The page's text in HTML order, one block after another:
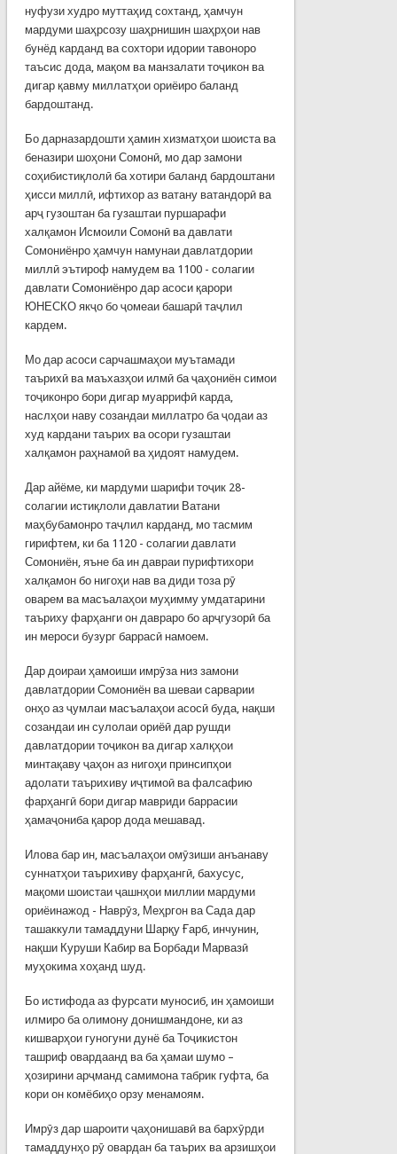
нуфузи худро муттаҳид сохтанд, ҳамчун
мардуми шаҳрсозу шаҳрнишин шаҳрҳои нав
бунёд карданд ва сохтори идории тавоноро
таъсис дода, мақом ва манзалати тоҷикон ва
дигар қавму миллатҳои ориёиро баланд
бардоштанд.
Бо дарназардошти ҳамин хизматҳои шоиста ва
беназири шоҳони Сомонӣ, мо дар замони
соҳибистиқлолӣ ба хотири баланд бардоштани
ҳисси миллӣ, ифтихор аз ватану ватандорӣ ва
арҷ гузоштан ба гузаштаи пуршарафи
халқамон Исмоили Сомонӣ ва давлати
Сомониёнро ҳамчун намунаи давлатдории
миллӣ эътироф намудем ва 1100 - солагии
давлати Сомониёнро дар асоси қарори
ЮНЕСКО якҷо бо ҷомеаи башарӣ таҷлил
кардем.
Мо дар асоси сарчашмаҳои муътамади
таърихӣ ва маъхазҳои илмӣ ба ҷаҳониён симои
тоҷиконро бори дигар муаррифӣ карда,
наслҳои наву созандаи миллатро ба ҷодаи аз
худ кардани таърих ва осори гузаштаи
халқамон раҳнамоӣ ва ҳидоят намудем.
Дар айёме, ки мардуми шарифи тоҷик 28-
солагии истиқлоли давлатии Ватани
маҳбубамонро таҷлил карданд, мо тасмим
гирифтем, ки ба 1120 - солагии давлати
Сомониён, яъне ба ин давраи пурифтихори
халқамон бо нигоҳи нав ва диди тоза рӯ
оварем ва масъалаҳои муҳимму умдатарини
таъриху фарҳанги он давраро бо арҷгузорӣ ба
ин мероси бузург баррасӣ намоем.
Дар доираи ҳамоиши имрӯза низ замони
давлатдории Сомониён ва шеваи сарварии
онҳо аз ҷумлаи масъалаҳои асосӣ буда, нақши
созандаи ин сулолаи ориёӣ дар рушди
давлатдории тоҷикон ва дигар халқҳои
минтақаву ҷаҳон аз нигоҳи принсипҳои
адолати таърихиву иҷтимоӣ ва фалсафию
фарҳангӣ бори дигар мавриди баррасии
ҳамаҷониба қарор дода мешавад.
Илова бар ин, масъалаҳои омӯзиши анъанаву
суннатҳои таърихиву фарҳангӣ, бахусус,
мақоми шоистаи ҷашнҳои миллии мардуми
ориёинажод - Наврӯз, Меҳргон ва Сада дар
ташаккули тамаддуни Шарқу Ғарб, инчунин,
нақши Куруши Кабир ва Борбади Марвазӣ
муҳокима хоҳанд шуд.
Бо истифода аз фурсати муносиб, ин ҳамоиши
илмиро ба олимону донишмандоне, ки аз
кишварҳои гуногуни дунё ба Тоҷикистон
ташриф овардаанд ва ба ҳамаи шумо –
ҳозирини арҷманд самимона табрик гуфта, ба
кори он комёбиҳо орзу менамоям.
Имрӯз дар шароити ҷаҳонишавӣ ва бархӯрди
тамаддунҳо рӯ овардан ба таърих ва арзишҳои